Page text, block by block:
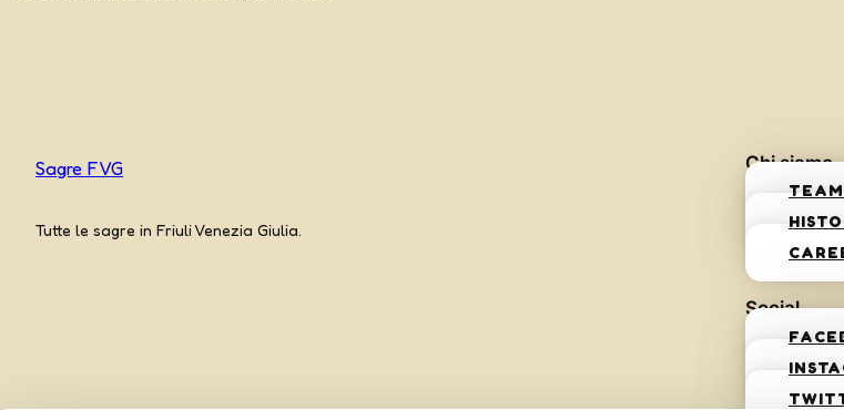
Sagre FVG
Tutte le sagre in Friuli Venezia Giulia.
Chi siamo
TEAM
Social